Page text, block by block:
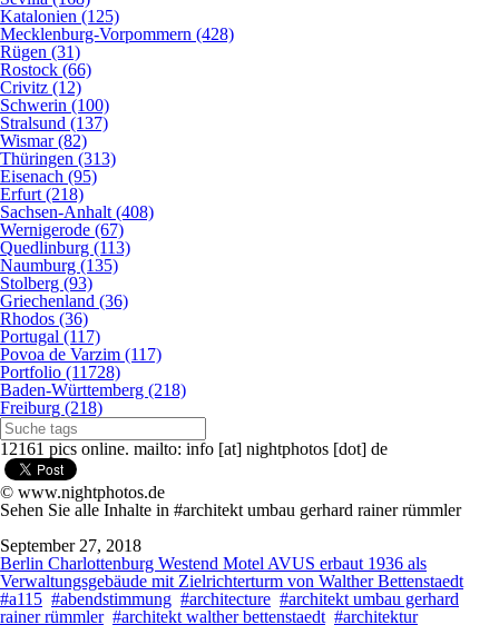
Katalonien (125)
Mecklenburg-Vorpommern (428)
Rügen (31)
Rostock (66)
Crivitz (12)
Schwerin (100)
Stralsund (137)
Wismar (82)
Thüringen (313)
Eisenach (95)
Erfurt (218)
Sachsen-Anhalt (408)
Wernigerode (67)
Quedlinburg (113)
Naumburg (135)
Stolberg (93)
Griechenland (36)
Rhodos (36)
Portugal (117)
Povoa de Varzim (117)
Portfolio (11728)
Baden-Württemberg (218)
Freiburg (218)
12161 pics online. mailto: info [at] nightphotos [dot] de
© www.nightphotos.de
Sehen Sie alle Inhalte in #architekt umbau gerhard rainer rümmler
September 27, 2018
Berlin Charlottenburg Westend Motel AVUS erbaut 1936 als
Verwaltungsgebäude mit Zielrichterturm von Walther Bettenstaedt
#a115 #abendstimmung #architecture #architekt umbau gerhard
rainer rümmler #architekt walther bettenstaedt #architektur